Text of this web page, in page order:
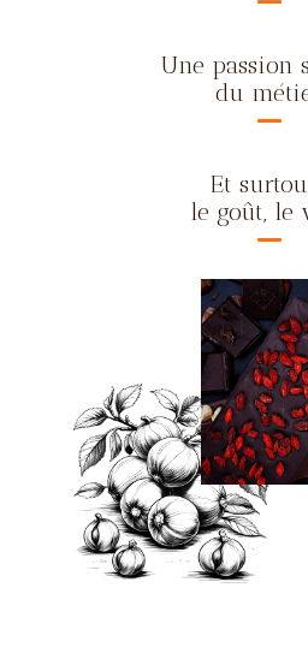
Une passion
du
Et
le goût, le